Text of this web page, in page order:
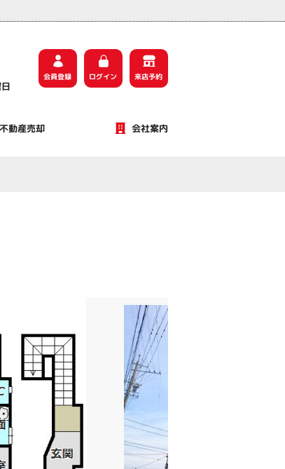
会員登録 ログイン 来店予約
不動産売却 会社案内